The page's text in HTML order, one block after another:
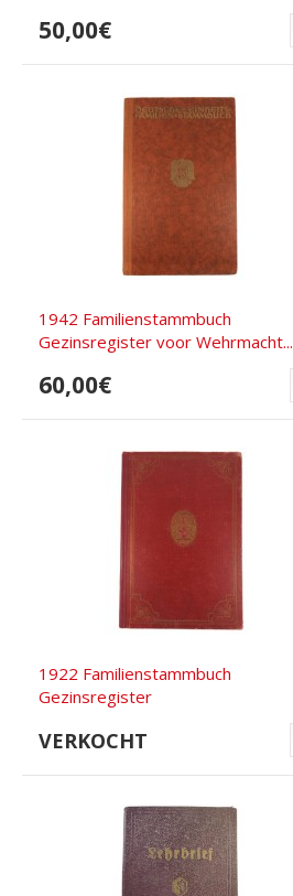
50,00€
1942 Familienstammbuch
Gezinsregister voor Wehrmacht...
60,00€
1922 Familienstammbuch
Gezinsregister
VERKOCHT